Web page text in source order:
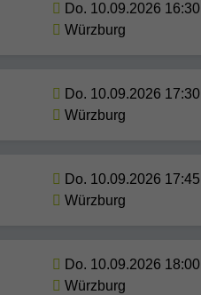
Do. 10.09.2026 16:30
Würzburg
Do. 10.09.2026 17:30
Würzburg
Do. 10.09.2026 17:45
Würzburg
Do. 10.09.2026 18:00
Würzburg